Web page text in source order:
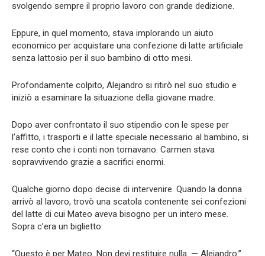
svolgendo sempre il proprio lavoro con grande dedizione.
Eppure, in quel momento, stava implorando un aiuto
economico per acquistare una confezione di latte artificiale
senza lattosio per il suo bambino di otto mesi.
Profondamente colpito, Alejandro si ritirò nel suo studio e
iniziò a esaminare la situazione della giovane madre.
Dopo aver confrontato il suo stipendio con le spese per
l’affitto, i trasporti e il latte speciale necessario al bambino, si
rese conto che i conti non tornavano. Carmen stava
sopravvivendo grazie a sacrifici enormi.
Qualche giorno dopo decise di intervenire. Quando la donna
arrivò al lavoro, trovò una scatola contenente sei confezioni
del latte di cui Mateo aveva bisogno per un intero mese.
Sopra c’era un biglietto:
“Questo è per Mateo. Non devi restituire nulla. — Alejandro.”